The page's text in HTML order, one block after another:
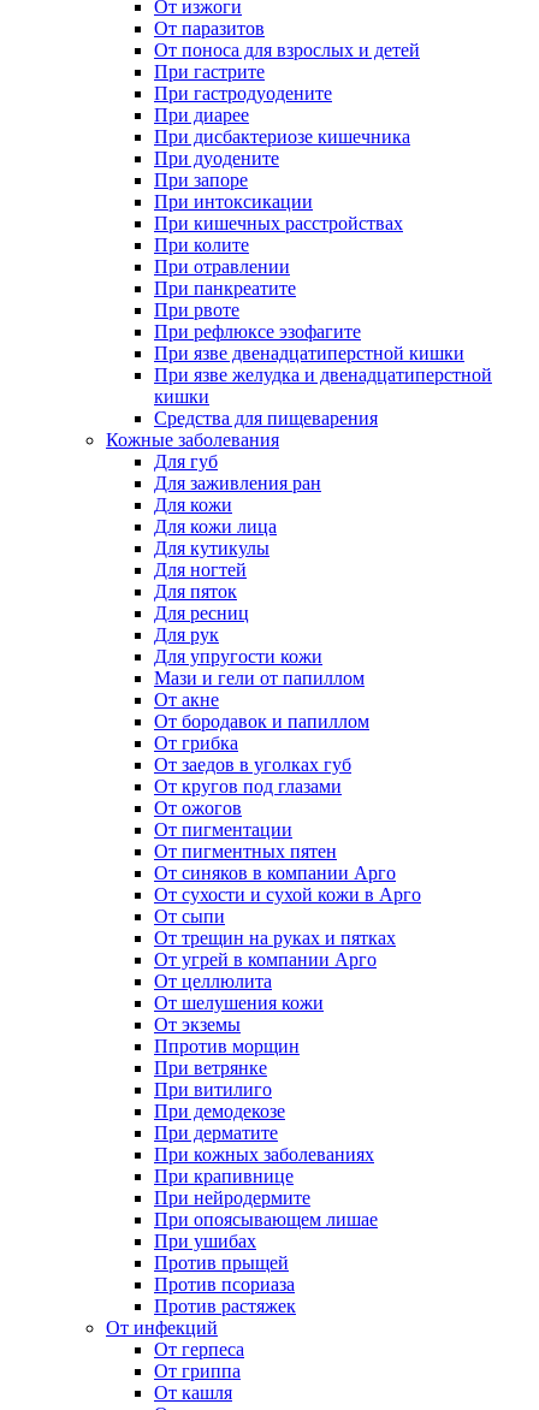
От изжоги
От паразитов
От поноса для взрослых и детей
При гастрите
При гастродуодените
При диарее
При дисбактериозе кишечника
При дуодените
При запоре
При интоксикации
При кишечных расстройствах
При колите
При отравлении
При панкреатите
При рвоте
При рефлюксе эзофагите
При язве двенадцатиперстной кишки
При язве желудка и двенадцатиперстной
кишки
Средства для пищеварения
Кожные заболевания
Для губ
Для заживления ран
Для кожи
Для кожи лица
Для кутикулы
Для ногтей
Для пяток
Для ресниц
Для рук
Для упругости кожи
Мази и гели от папиллом
От акне
От бородавок и папиллом
От грибка
От заедов в уголках губ
От кругов под глазами
От ожогов
От пигментации
От пигментных пятен
От синяков в компании Арго
От сухости и сухой кожи в Арго
От сыпи
От трещин на руках и пятках
От угрей в компании Арго
От целлюлита
От шелушения кожи
От экземы
Ппротив морщин
При ветрянке
При витилиго
При демодекозе
При дерматите
При кожных заболеваниях
При крапивнице
При нейродермите
При опоясывающем лишае
При ушибах
Против прыщей
Против псориаза
Против растяжек
От инфекций
От герпеса
От гриппа
От кашля